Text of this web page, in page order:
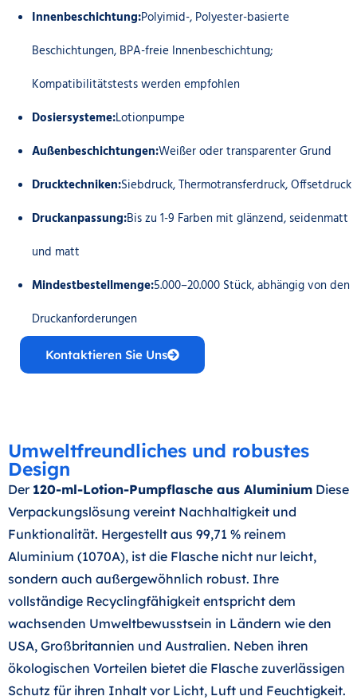
Innenbeschichtung:Polyimid-, Polyester-basierte
Beschichtungen, BPA-freie Innenbeschichtung;
Kompatibilitätstests werden empfohlen
Dosiersysteme:Lotionpumpe
Außenbeschichtungen:Weißer oder transparenter Grund
Drucktechniken:Siebdruck, Thermotransferdruck, Offsetdruck
Druckanpassung:Bis zu 1-9 Farben mit glänzend, seidenmatt
und matt
Mindestbestellmenge:5.000–20.000 Stück, abhängig von den
Druckanforderungen
Kontaktieren Sie Uns
Umweltfreundliches und robustes
Design
Der 120-ml-Lotion-Pumpflasche aus Aluminium Diese
Verpackungslösung vereint Nachhaltigkeit und
Funktionalität. Hergestellt aus 99,71 % reinem
Aluminium (1070A), ist die Flasche nicht nur leicht,
sondern auch außergewöhnlich robust. Ihre
vollständige Recyclingfähigkeit entspricht dem
wachsenden Umweltbewusstsein in Ländern wie den
USA, Großbritannien und Australien. Neben ihren
ökologischen Vorteilen bietet die Flasche zuverlässigen
Schutz für ihren Inhalt vor Licht, Luft und Feuchtigkeit.